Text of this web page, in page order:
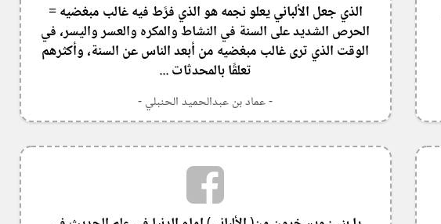
الذي جعل الألباني يعلو نجمه هو الذي فرَّط فيه غالب مبغضيه =
الحرص الشديد على السنة في النشاط والمكره والعسر واليسر، في
الوقت الذي ترى غالب مبغضيه من أبعد الناس عن السنة، وأكثرهم
تعلقًا بالمحدثات ...
- عماد بن عبدالحميد الحنبلي -